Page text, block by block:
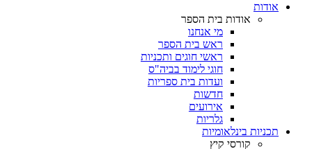
אודות
אודות בית הספר
מי אנחנו
ראש בית הספר
ראשי חוגים ותכניות
חוגי לימוד בביה"ס
ועדות בית ספריות
חדשות
אירועים
גלריות
תכניות בינלאומיות
קורסי קיץ